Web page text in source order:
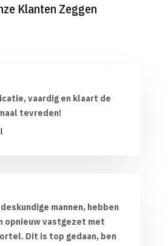
Klanten Zeggen
vaardig en klaart de
tevreden!
mannen, hebben
opnieuw vastgezet met
Dit is top gedaan, ben